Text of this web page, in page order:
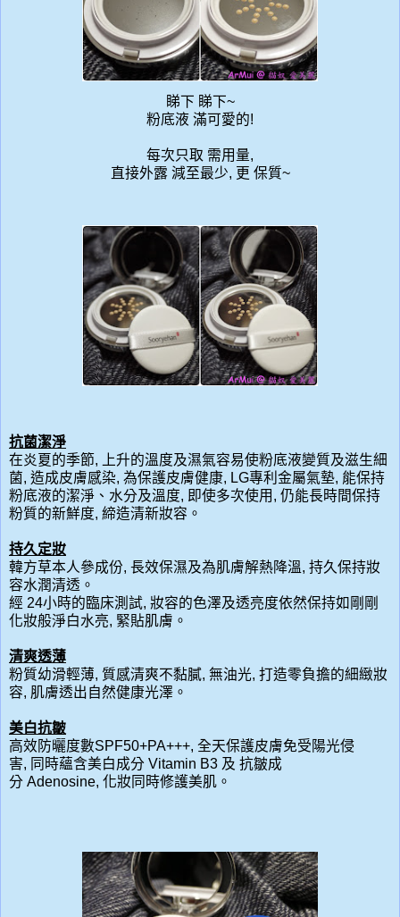
睇下 睇下~
粉底液 滿可愛的!
每次只取 需用量,
直接外露 減至最少, 更 保質~
抗菌潔淨
在炎夏的季節, 上升的溫度及濕氣容易使粉底液變質及滋生細
菌, 造成皮膚感染, 為保護皮膚健康, LG專利金屬氣墊, 能保持
粉底液的潔淨、水分及溫度, 即使多次使用 , 仍能長時間保持
粉質的新鮮度, 締造清新妝容。
持久定妝
韓方草本人參成份, 長效保濕及為肌膚解熱降溫, 持久保持妝
容水潤清透。
經 24小時的臨床測試, 妝容的色澤及透亮度依然保持如剛剛
化妝般淨白水亮, 緊貼肌膚。
清爽透薄
粉質幼滑輕薄, 質感清爽不黏膩, 無油光, 打造零負擔的細緻妝
容, 肌膚透出自然健康光澤 。
美白抗皺
高效防曬度數SPF50+PA+++, 全天保護皮膚免受陽光侵
害, 同時蘊含美白成分 Vitamin B3 及 抗皺成
分 Adenosine, 化妝同時修護美肌。